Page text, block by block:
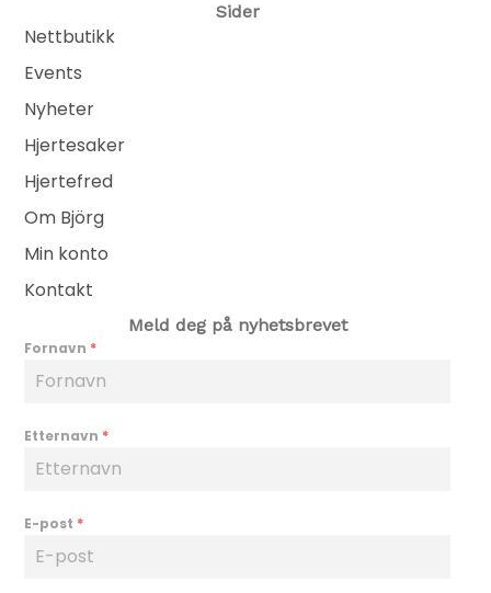
Sider
Nettbutikk
Events
Nyheter
Hjertesaker
Hjertefred
Om Björg
Min konto
Kontakt
Meld deg på nyhetsbrevet
Fornavn *
Etternavn *
E-post *